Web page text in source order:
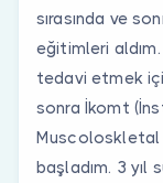
sırasında ve
eğitimleri
tedavi etmek
sonra İkomt
Muscoloskletal
başladım. 3 yıl